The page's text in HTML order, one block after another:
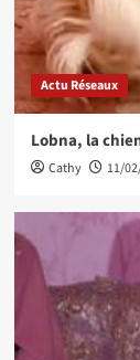
Actu Réseaux
Lobna, la
Cathy 11/